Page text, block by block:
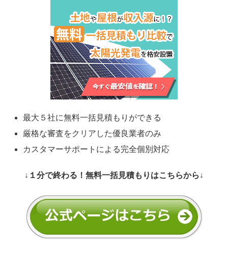
最大５社に無料一括見積もりができる
厳格な審査をクリアした優良業者のみ
カスタマーサポートによる完全個別対応
↓１分で終わる！無料一括見積もりはこちらから↓